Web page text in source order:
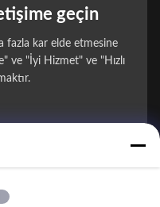
geçin
fazla kar elde etmesine
ve "İyi Hizmet" ve "Hızlı